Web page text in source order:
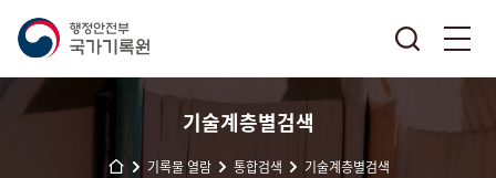
기술계층별검색
기록물 열람 통합검색 기술계층별검색